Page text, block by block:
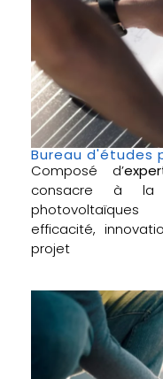
Bureau d'études
Composé d’
consacre à la
efficacité,
projet